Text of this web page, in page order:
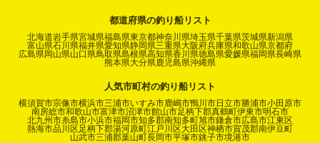
都道府県の釣り船リスト
北海道岩手県宮城県福島県東京都神奈川県埼玉県千葉県茨城県新潟県
富山県石川県福井県愛知県静岡県三重県大阪府兵庫県和歌山県京都府
広島県岡山県山口県鳥取県島根県高知県香川県徳島県愛媛県福岡県長崎県
熊本県大分県鹿児島県沖縄県
人気市町村の釣り船リスト
横須賀市宗像市横浜市三浦市いすみ市鹿嶋市鴨川市日立市勝浦市小田原市
南房総市和歌山市富津市沼津市館山市足柄下郡真鶴町伊東市明石市
北九州市糸島市小浜市福岡市知多郡南知多町旭市鎌倉市広島市江東区
熱海市品川区足柄下郡湯河原町江戸川区大田区神栖市賀茂郡南伊豆町
山武市三浦郡葉山町長岡市平塚市銚子市境港市